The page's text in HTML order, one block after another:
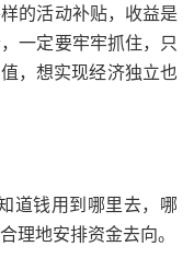
的活动补贴，收益是
一定要牢牢抓住，只
，想实现经济独立也
道钱用到哪里去，哪
理地安排资金去向。